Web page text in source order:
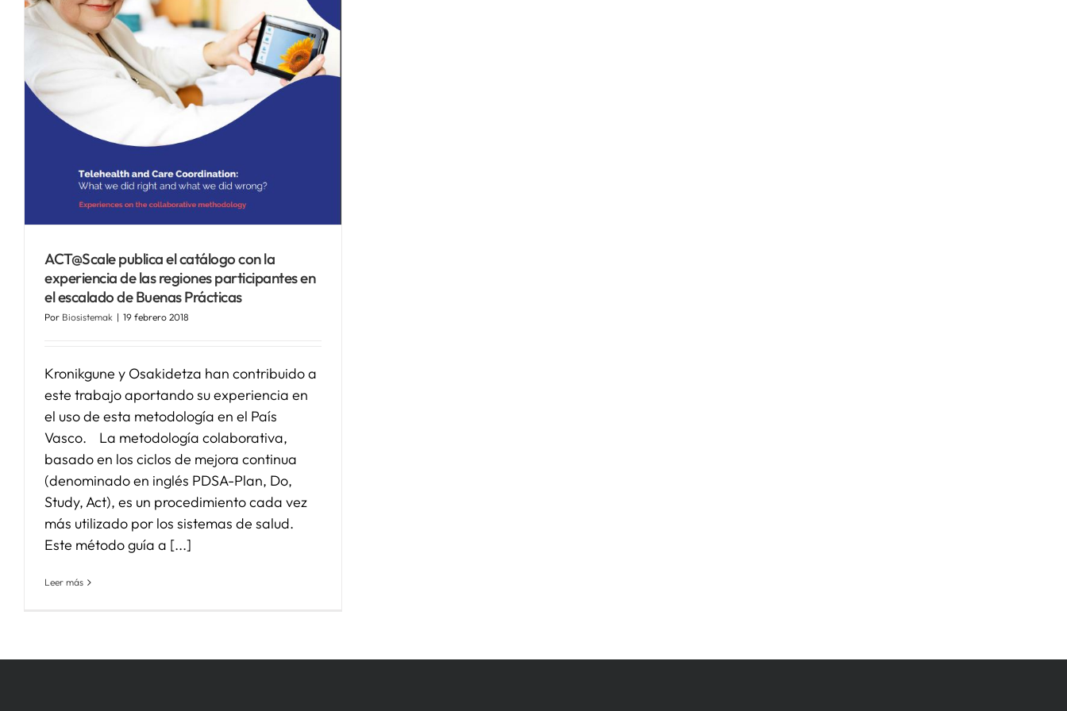
ACT@Scale publica el catálogo con la
experiencia de las regiones participantes en
el escalado de Buenas Prácticas
Por Biosistemak | 19 febrero 2018
Kronikgune y Osakidetza han contribuido a
este trabajo aportando su experiencia en
el uso de esta metodología en el País
Vasco. La metodología colaborativa,
basado en los ciclos de mejora continua
(denominado en inglés PDSA-Plan, Do,
Study, Act), es un procedimiento cada vez
más utilizado por los sistemas de salud.
Este método guía a [...]
Leer más